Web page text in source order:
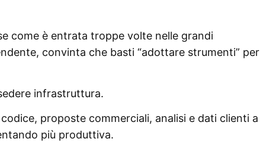
come è entrata troppe volte nelle grandi
convinta che basti “adottare strumenti” per
infrastruttura.
proposte commerciali, analisi e dati clienti a
più produttiva.